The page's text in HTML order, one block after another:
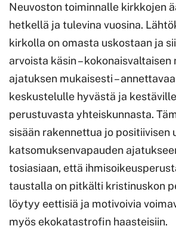
Neuvoston toiminnalle kirkkojen
hetkellä ja tulevina vuosina.
kirkolla on omasta uskostaan ja
arvoista käsin – kokonaisvaltaisen
ajatuksen mukaisesti –
keskustelulle hyvästä ja
perustuvasta yhteiskunnasta.
sisään rakennettua jo positiivisen
katsomuksenvapauden
tosiasiaan, että
taustalla on pitkälti kristinuskon
löytyy eettisiä ja motivoivia
myös ekokatastrofin haasteisiin.